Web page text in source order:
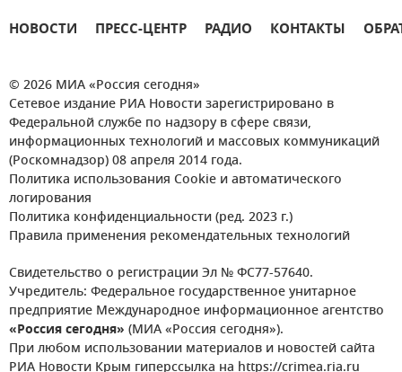
НОВОСТИ ПРЕСС-ЦЕНТР РАДИО КОНТАКТЫ
© 2026 МИА «Россия сегодня»
Сетевое издание РИА Новости зарегистрировано в
Федеральной службе по надзору в сфере связи,
информационных технологий и массовых коммуникаций
(Роскомнадзор) 08 апреля 2014 года.
Политика использования Cookie и автоматического
логирования
Политика конфиденциальности (ред. 2023 г.)
Правила применения рекомендательных технологий
Свидетельство о регистрации Эл № ФС77-57640.
Учредитель: Федеральное государственное унитарное
предприятие Международное информационное агентство
«Россия сегодня» (МИА «Россия сегодня»).
При любом использовании материалов и новостей сайта
РИА Новости Крым гиперссылка на https://crimea.ria.ru